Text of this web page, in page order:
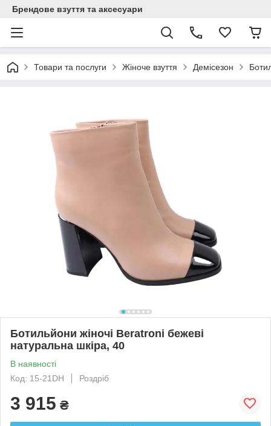
Брендове взуття та аксесуари
Товари та послуги Жіноче взуття Демісезон
Ботильйони жіночі Beratroni бежеві
натуральна шкіра, 40
В наявності
Код: 15-21DH
Роздріб
3 915 ₴